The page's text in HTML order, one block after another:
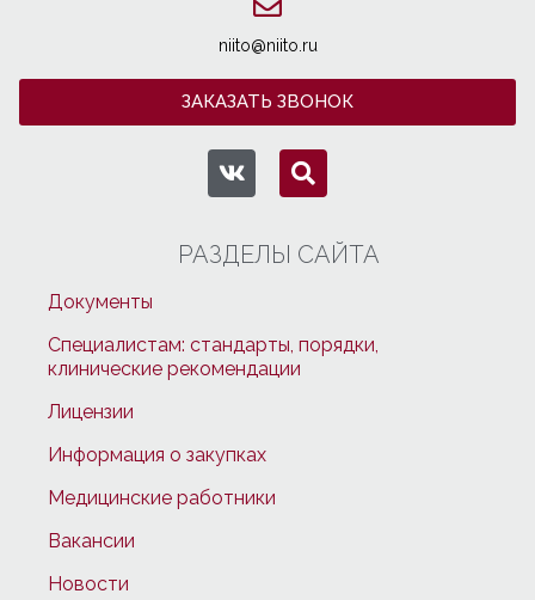
niito@niito.ru
ЗАКАЗАТЬ ЗВОНОК
РАЗДЕЛЫ САЙТА
Документы
Специалистам: стандарты, порядки,
клинические рекомендации
Лицензии
Информация о закупках
Медицинские работники
Вакансии
Новости